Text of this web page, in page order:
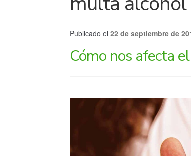
Publicado el22 de septiembre de
Cómo nos afecta